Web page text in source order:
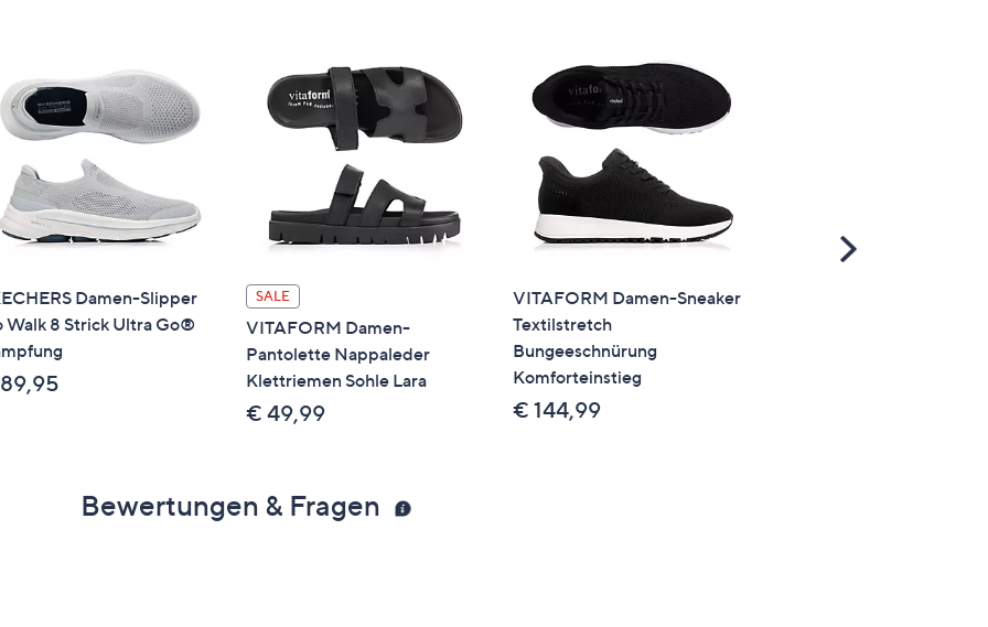
Damen-Slipper
Walk 8 Strick Ultra Go®
SALE
VITAFORM Damen-
Pantolette Nappaleder
Klettriemen Sohle Lara
€ 49,99
VITAFORM Damen-Sneaker
Textilstretch
Bungeeschnürung
Komforteinstieg
€ 144,99
Scroll
Bewertungen & Fragen